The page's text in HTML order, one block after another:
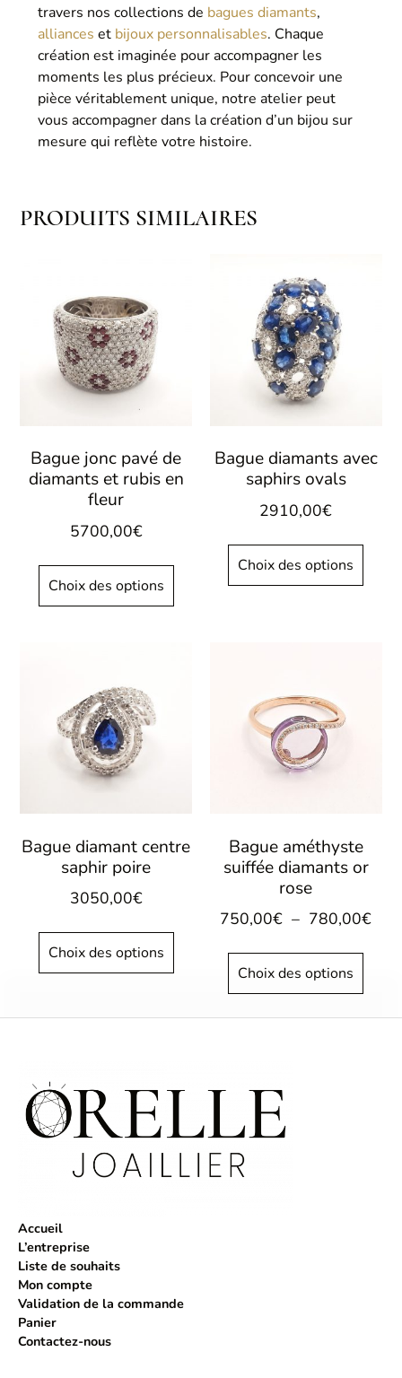
travers nos collections de bagues diamants,
alliances et bijoux personnalisables. Chaque
création est imaginée pour accompagner les
moments les plus précieux. Pour concevoir une
pièce véritablement unique, notre atelier peut
vous accompagner dans la création d’un bijou sur
mesure qui reflète votre histoire.
PRODUITS SIMILAIRES
Bague jonc pavé de
diamants et rubis en
fleur
5700,00€
Choix des options
Bague diamants avec
saphirs ovals
2910,00€
Choix des options
Bague diamant centre
saphir poire
3050,00€
Choix des options
Bague améthyste
suiffée diamants or
rose
750,00€ – 780,00€
Choix des options
Accueil
L’entreprise
Liste de souhaits
Mon compte
Validation de la commande
Panier
Contactez-nous